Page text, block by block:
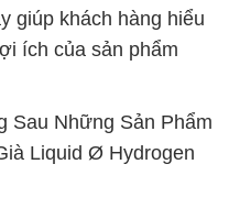
giúp khách hàng hiểu
ích của sản phẩm
Sau Những Sản Phẩm
Liquid Ø Hydrogen